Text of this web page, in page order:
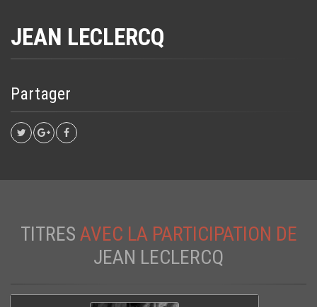
JEAN LECLERCQ
Partager
TITRES AVEC LA PARTICIPATION DE
JEAN LECLERCQ